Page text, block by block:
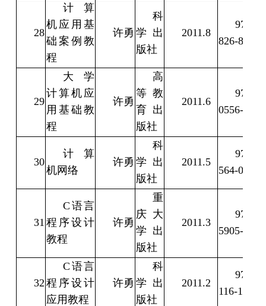
28
计算
机应用基
础案例教
程
许勇
科
学出
版社
2011.8
978-
826-8
29
大学
计算机应
用基础教
程
许勇
高
等教
育出
版社
2011.6
978-7-
0556-2
30
计算
机网络
许勇
科
学出
版社
2011.5
978-
564-0
31
C语言
程序设计
教程
许勇
重
庆大
学出
版社
2011.3
978-7-
5905-7
32
C语言
程序设计
应用教程
许勇
科
学出
版社
2011.2
978-
116-1